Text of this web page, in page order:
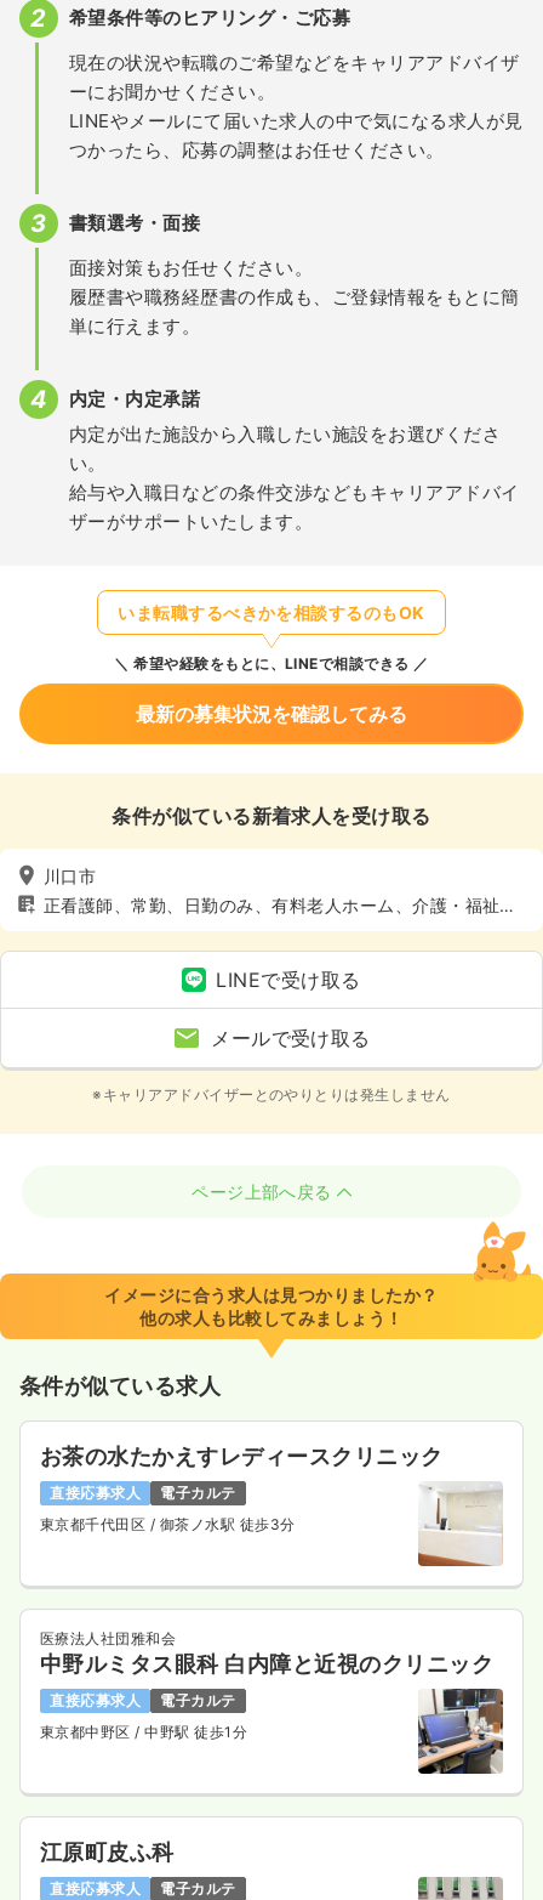
希望条件等のヒアリング・ご応募
現在の状況や転職のご希望などをキャリアアドバイザ
ーにお聞かせください。
LINEやメールにて届いた求人の中で気になる求人が見
つかったら、応募の調整はお任せください。
書類選考・面接
面接対策もお任せください。
履歴書や職務経歴書の作成も、ご登録情報をもとに簡
単に行えます。
内定・内定承諾
内定が出た施設から入職したい施設をお選びくださ
い。
給与や入職日などの条件交渉などもキャリアアドバイ
ザーがサポートいたします。
いま転職するべきかを相談するのもOK
希望や経験をもとに、LINEで相談できる
最新の募集状況を確認してみる
条件が似ている新着求人を受け取る
川口市
正看護師、常勤、日勤のみ、有料老人ホーム、介護・福祉
系、4週8休以上
LINEで受け取る
メールで受け取る
※キャリアアドバイザーとのやりとりは発生しません
ページ上部へ戻る
イメージに合う求人は見つかりましたか？
他の求人も比較してみましょう！
条件が似ている求人
お茶の水たかえすレディースクリニック
直接応募求人
電子カルテ
東京都千代田区 / 御茶ノ水駅 徒歩3分
医療法人社団雅和会
中野ルミタス眼科 白内障と近視のクリニック
直接応募求人
電子カルテ
東京都中野区/ 中野駅 徒歩1分
江原町皮ふ科
直接応募求人
電子カルテ